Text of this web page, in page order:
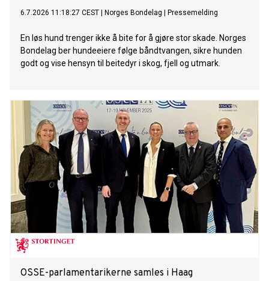
6.7.2026 11:18:27 CEST Norges Bondelag Pressemelding
En løs hund trenger ikke å bite for å gjøre stor skade. Norges
Bondelag ber hundeeiere følge båndtvangen, sikre hunden
godt og vise hensyn til beitedyr i skog, fjell og utmark.
OSSE-parlamentarikerne samles i Haag